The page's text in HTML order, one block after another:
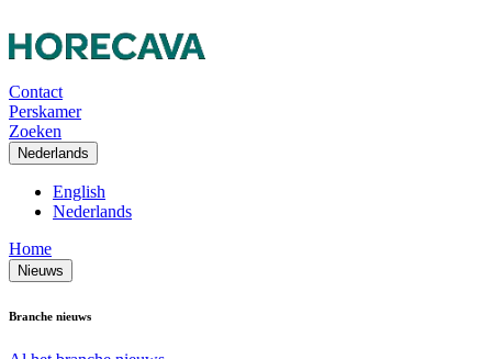
Contact
Perskamer
Zoeken
Nederlands
English
Nederlands
Home
Nieuws
Branche nieuws